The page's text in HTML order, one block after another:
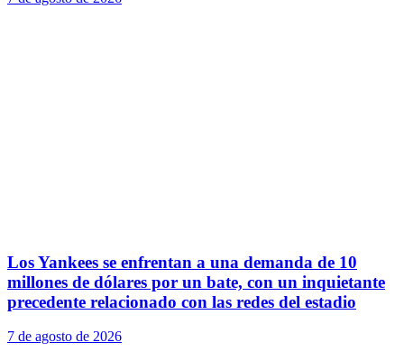
Los Yankees se enfrentan a una demanda de 10
millones de dólares por un bate, con un inquietante
precedente relacionado con las redes del estadio
7 de agosto de 2026